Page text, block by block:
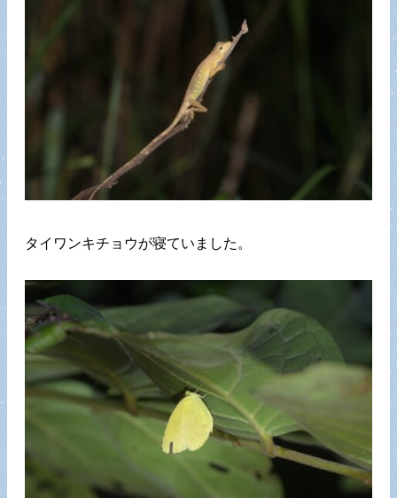
タイワンキチョウが寝ていました。